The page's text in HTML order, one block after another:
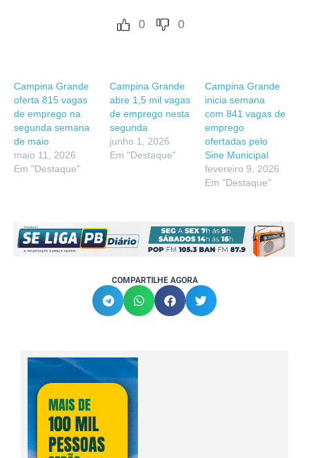
0 0
Campina Grande
oferta 815 vagas
de emprego na
segunda semana
de maio
maio 11, 2026
Em "Destaque"
Campina Grande
abre 1,5 mil vagas
de emprego nesta
segunda
junho 1, 2026
Em "Destaque"
Campina Grande
inicia semana
com 841 vagas de
emprego
ofertadas pelo
Sine Municipal
fevereiro 9, 2026
Em "Destaque"
COMPARTILHE AGORA